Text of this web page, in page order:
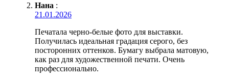
Нана :
21.01.2026
Печатала черно-белые фото для выставки.
Получилась идеальная градация серого, без
посторонних оттенков. Бумагу выбрала матовую,
как раз для художественной печати. Очень
профессионально.